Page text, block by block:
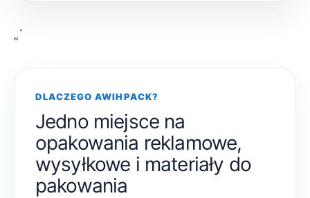
„`
DLACZEGO AWIHPACK?
Jedno miejsce na
opakowania reklamowe,
wysyłkowe i materiały do
pakowania